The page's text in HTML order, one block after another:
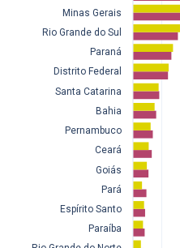
Paraíba
Espírito Santo
Pará
Goiás
Ceará
Pernambuco
Bahia
Santa Catarina
Distrito Federal
Paraná
Rio Grande do Sul
Minas Gerais